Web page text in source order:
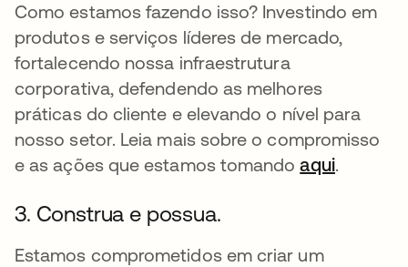
Como estamos fazendo isso? Investindo em
produtos e serviços líderes de mercado,
fortalecendo nossa infraestrutura
corporativa, defendendo as melhores
práticas do cliente e elevando o nível para
nosso setor. Leia mais sobre o compromisso
e as ações que estamos tomandoaquiabre em
.
3. Construa e possua.
Estamos comprometidos em criar um